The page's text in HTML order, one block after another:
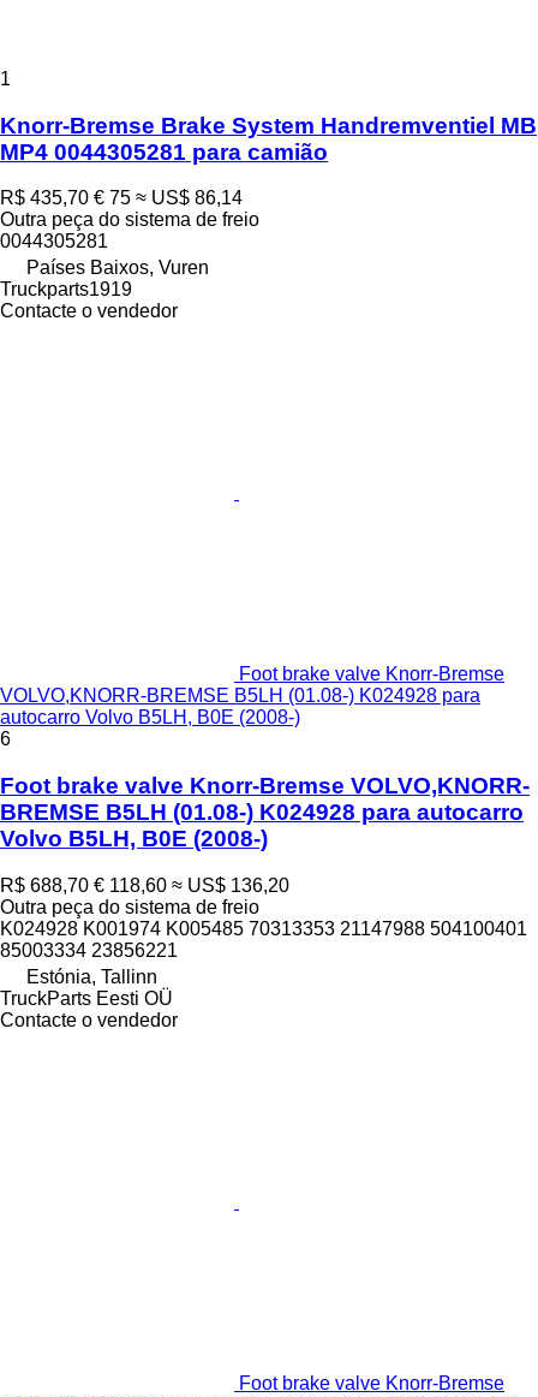
1
Knorr-Bremse Brake System Handremventiel MB
MP4 0044305281 para camião
R$ 435,70 € 75 ≈ US$ 86,14
Outra peça do sistema de freio
0044305281
Países Baixos, Vuren
Truckparts1919
Contacte o vendedor
Foot brake valve Knorr-Bremse
VOLVO,KNORR-BREMSE B5LH (01.08-) K024928 para
autocarro Volvo B5LH, B0E (2008-)
6
Foot brake valve Knorr-Bremse VOLVO,KNORR-
BREMSE B5LH (01.08-) K024928 para autocarro
Volvo B5LH, B0E (2008-)
R$ 688,70 € 118,60 ≈ US$ 136,20
Outra peça do sistema de freio
K024928 K001974 K005485 70313353 21147988 504100401
85003334 23856221
Estónia, Tallinn
TruckParts Eesti OÜ
Contacte o vendedor
Foot brake valve Knorr-Bremse